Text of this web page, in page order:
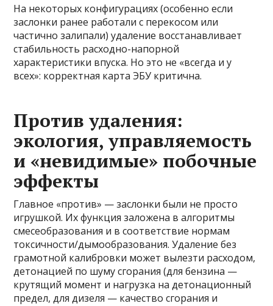
На некоторых конфигурациях (особенно если
заслонки ранее работали с перекосом или
частично залипали) удаление восстанавливает
стабильность расходно-напорной
характеристики впуска. Но это не «всегда и у
всех»: корректная карта ЭБУ критична.
Против удаления:
экология, управляемость
и «невидимые» побочные
эффекты
Главное «против» — заслонки были не просто
игрушкой. Их функция заложена в алгоритмы
смесеобразования и в соответствие нормам
токсичности/дымообразования. Удаление без
грамотной калибровки может вылезти расходом,
детонацией по шуму сгорания (для бензина —
крутящий момент и нагрузка на детонационный
предел, для дизеля — качество сгорания и